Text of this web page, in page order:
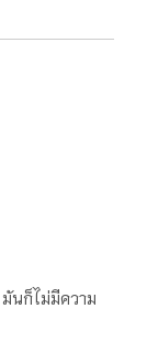
นก็ไม่มีความ